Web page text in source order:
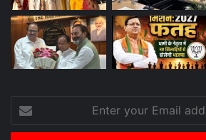
Enter
your
Email